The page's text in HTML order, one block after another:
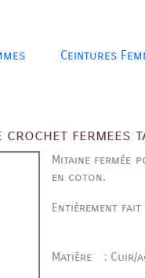
Ceintures
crochet fermees
Mitaine fermée
en coton.
Entièrement fait
Matière : Cuir/